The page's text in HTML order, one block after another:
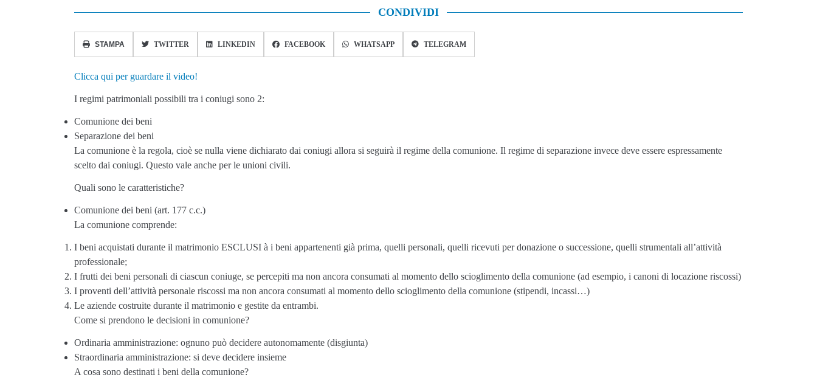
CONDIVIDI
STAMPA TWITTER LINKEDIN FACEBOOK WHATSAPP TELEGRAM
Clicca qui per guardare il video!
I regimi patrimoniali possibili tra i coniugi sono 2:
Comunione dei beni
Separazione dei beni
La comunione è la regola, cioè se nulla viene dichiarato dai coniugi allora si seguirà il regime della comunione. Il regime di separazione invece deve essere espressamente
scelto dai coniugi. Questo vale anche per le unioni civili.
Quali sono le caratteristiche?
Comunione dei beni (art. 177 c.c.)
La comunione comprende:
I beni acquistati durante il matrimonio ESCLUSI à i beni appartenenti già prima, quelli personali, quelli ricevuti per donazione o successione, quelli strumentali all’attività
professionale;
I frutti dei beni personali di ciascun coniuge, se percepiti ma non ancora consumati al momento dello scioglimento della comunione (ad esempio, i canoni di locazione riscossi)
I proventi dell’attività personale riscossi ma non ancora consumati al momento dello scioglimento della comunione (stipendi, incassi…)
Le aziende costruite durante il matrimonio e gestite da entrambi.
Come si prendono le decisioni in comunione?
Ordinaria amministrazione: ognuno può decidere autonomamente (disgiunta)
Straordinaria amministrazione: si deve decidere insieme
A cosa sono destinati i beni della comunione?